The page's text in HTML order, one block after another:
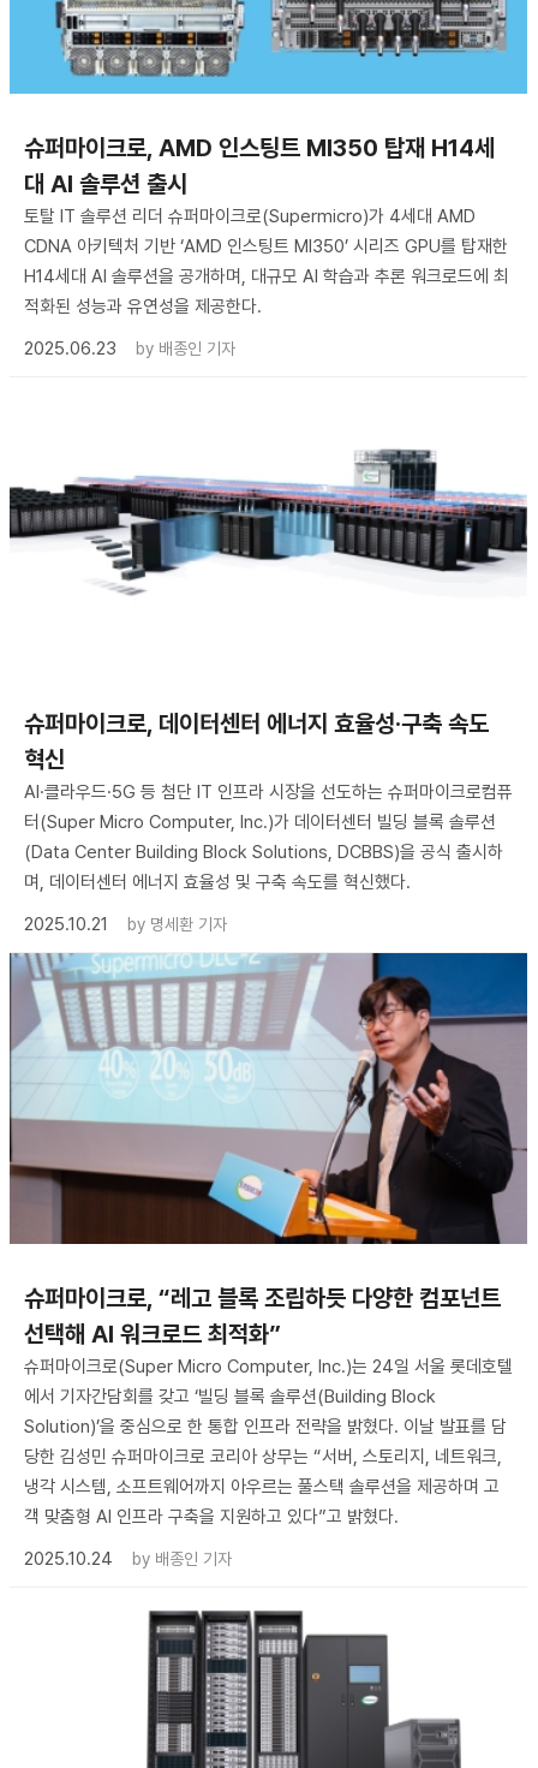
슈퍼마이크로, AMD 인스팅트 MI350 탑재 H14세
대 AI 솔루션 출시
토탈 IT 솔루션 리더 슈퍼마이크로(Supermicro)가 4세대 AMD
CDNA 아키텍처 기반 ‘AMD 인스팅트 MI350’ 시리즈 GPU를 탑재한
H14세대 AI 솔루션을 공개하며, 대규모 AI 학습과 추론 워크로드에 최
적화된 성능과 유연성을 제공한다.
2025.06.23
by 배종인 기자
슈퍼마이크로, 데이터센터 에너지 효율성·구축 속도
혁신
AI·클라우드·5G 등 첨단 IT 인프라 시장을 선도하는 슈퍼마이크로컴퓨
터(Super Micro Computer, Inc.)가 데이터센터 빌딩 블록 솔루션
(Data Center Building Block Solutions, DCBBS)을 공식 출시하
며, 데이터센터 에너지 효율성 및 구축 속도를 혁신했다.
2025.10.21
by 명세환 기자
슈퍼마이크로, “레고 블록 조립하듯 다양한 컴포넌트
선택해 AI 워크로드 최적화”
슈퍼마이크로(Super Micro Computer, Inc.)는 24일 서울 롯데호텔
에서 기자간담회를 갖고 ‘빌딩 블록 솔루션(Building Block
Solution)’을 중심으로 한 통합 인프라 전략을 밝혔다. 이날 발표를 담
당한 김성민 슈퍼마이크로 코리아 상무는 “서버, 스토리지, 네트워크,
냉각 시스템, 소프트웨어까지 아우르는 풀스택 솔루션을 제공하며 고
객 맞춤형 AI 인프라 구축을 지원하고 있다”고 밝혔다.
2025.10.24
by 배종인 기자